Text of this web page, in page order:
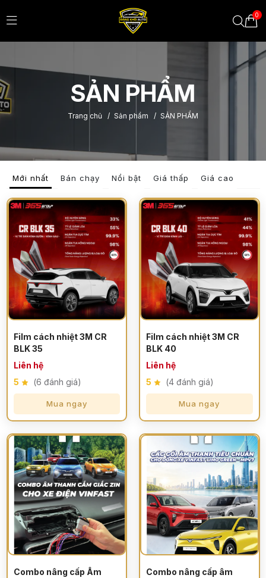
0
SẢN PHẨM
Trang chủ / Sản phẩm / SẢN PHẨM
Mới nhất Bán chạy Nổi bật Giá thấp Giá cao
Film cách nhiệt 3M CR
BLK 35
Liên hệ
5
(6 đánh giá)
Mua ngay
Film cách nhiệt 3M CR
BLK 40
Liên hệ
5
(4 đánh giá)
Mua ngay
Combo nâng cấp Âm
Combo nâng cấp âm